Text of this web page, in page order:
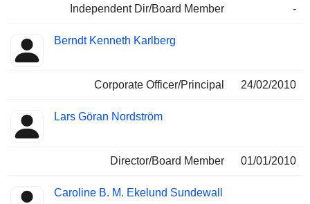
Independent Dir/Board Member
-
Berndt Kenneth Karlberg
Corporate Officer/Principal 24/02/2010
Lars Göran Nordström
Director/Board Member 01/01/2010
Caroline B. M. Ekelund Sundewall